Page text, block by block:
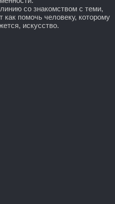
со знакомством с теми,
помочь человеку, которому
искусство.